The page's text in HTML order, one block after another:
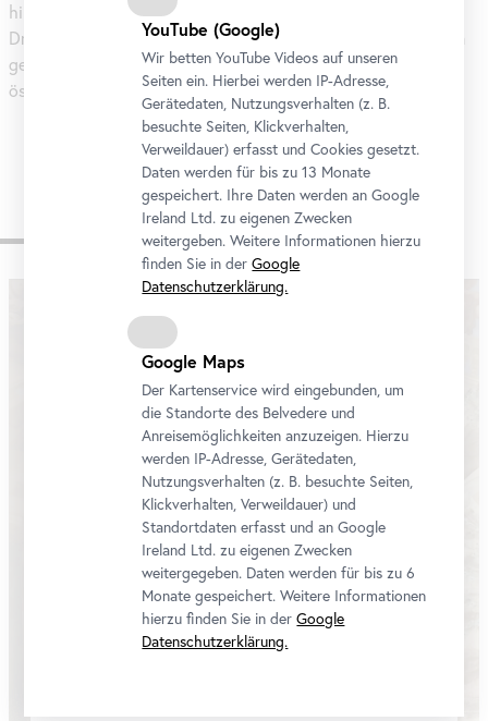
hinaus werden Gemälde, Skulpturen, Zeichnungen,
Druckgrafiken und Medaillen von weniger bekannten Meistern
gezeigt, die das hohe Niveau der Produktion in den
österreichischen Werkstätten jener Zeit erfahrbar machen.
We would like to display a YouTube video here. Click
to change your settings
YouTube (Google)
Wir bettenYouTube Videos auf unseren
Seiten ein. Hierbei werden IP-Adresse,
Gerätedaten, Nutzungsverhalten (z. B.
besuchte Seiten, Klickverhalten,
Verweildauer) erfasst und Cookies gesetzt.
Daten werden für bis zu 13 Monate
gespeichert. Ihre Daten werden an Google
Ireland Ltd. zu eigenen Zwecken
weitergeben. Weitere Informationen hierzu
finden Sie in derGoogle
Datenschutzerklärung.
Google Maps
Der Kartenservice wird eingebunden, um
die Standorte des Belvedere und
Anreisemöglichkeiten anzuzeigen. Hierzu
werden IP-Adresse, Gerätedaten,
Nutzungsverhalten (z. B. besuchte Seiten,
Klickverhalten, Verweildauer) und
Standortdaten erfasst und an Google
Ireland Ltd. zu eigenen Zwecken
weitergegeben. Daten werden für bis zu 6
Monate gespeichert. Weitere Informationen
hierzu finden Sie in derGoogle
Datenschutzerklärung.